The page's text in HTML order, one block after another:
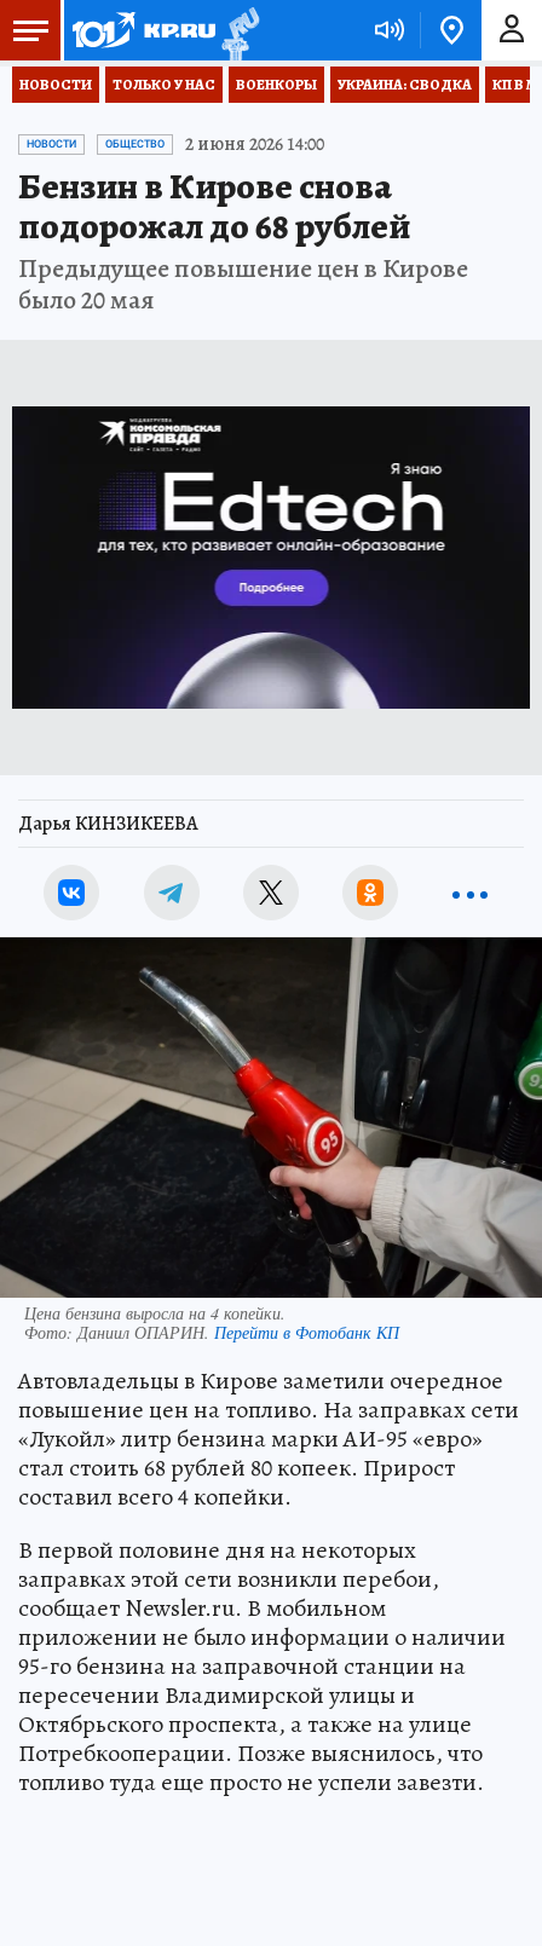
НОВОСТИ ТОЛЬКО У НАС ВОЕНКОРЫ УКРАИНА: СВОДКА КП В
НОВОСТИ ОБЩЕСТВО 2 июня 2026 14:00
Бензин в Кирове снова
подорожал до 68 рублей
Предыдущее повышение цен в Кирове
было 20 мая
Дарья КИНЗИКЕЕВА
Цена бензина выросла на 4 копейки.
Фото:Даниил ОПАРИН. Перейти в Фотобанк КП
Автовладельцы в Кирове заметили очередное
повышение цен на топливо. На заправках сети
«Лукойл» литр бензина марки АИ-95 «евро»
стал стоить 68 рублей 80 копеек. Прирост
составил всего 4 копейки.
В первой половине дня на некоторых
заправках этой сети возникли перебои,
сообщает Newsler.ru. В мобильном
приложении не было информации о наличии
95-го бензина на заправочной станции на
пересечении Владимирской улицы и
Октябрьского проспекта, а также на улице
Потребкооперации. Позже выяснилось, что
топливо туда еще просто не успели завезти.